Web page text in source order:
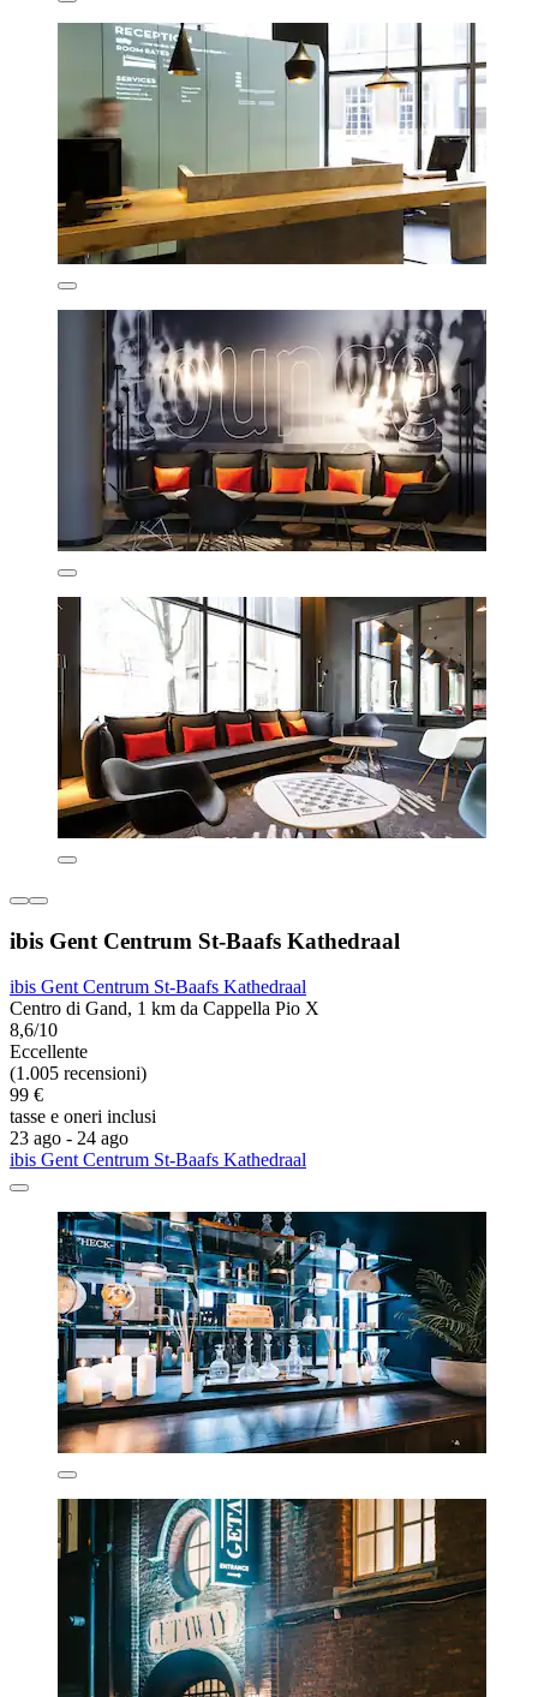
ibis Gent Centrum St-Baafs Kathedraal
ibis Gent Centrum St-Baafs Kathedraal
Centro di Gand, 1 km da Cappella Pio X
8,6/10
Eccellente
(1.005 recensioni)
99 €
tasse e oneri inclusi
23 ago - 24 ago
ibis Gent Centrum St-Baafs Kathedraal